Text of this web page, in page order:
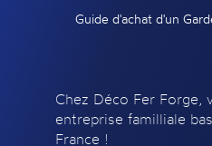
Guide d'achat d'un
Chez Déco Fer Forge,
entreprise familliale
France !